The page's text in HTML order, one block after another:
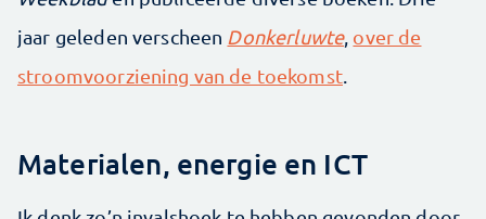
jaar geleden verscheen Donkerluwte, over de
stroomvoorziening van de toekomst.
Materialen, energie en ICT